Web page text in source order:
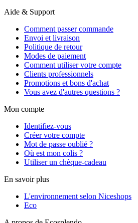
Aide & Support
Comment passer commande
Envoi et livraison
Politique de retour
Modes de paiement
Comment utiliser votre compte
Clients professionnels
Promotions et bons d'achat
Vous avez d'autres questions ?
Mon compte
Identifiez-vous
Créer votre compte
Mot de passe oublié ?
Où est mon colis ?
Utiliser un chèque-cadeau
En savoir plus
L'environnement selon Niceshops
Eco